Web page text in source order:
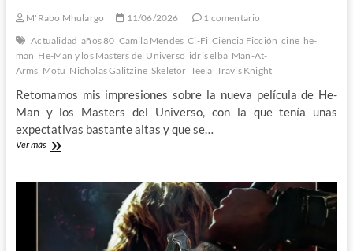
M'Rabo Mhulargo 11/06/2026
1 comentario
Actualidad años 80 Camila Mendes Ci-Fi Ciencia Ficción cine he-
man He-Man y los Masters del Universo idris elba Man-At-
Arms Motu Nicholas Galitzine Skeletor Teela Travis Knight
Retomamos mis impresiones sobre la nueva película de He-
Man y los Masters del Universo, con la que tenía unas
expectativas bastante altas y que se…
Ver másHe-
del
Universo: